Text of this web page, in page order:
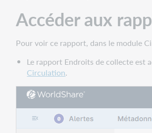
Accéder aux
Pour voir ce rapport, dans le module
Le rapport Endroits de collecte est
Circulation.